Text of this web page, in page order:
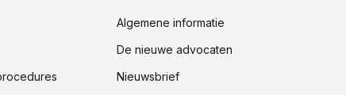
Algemene informatie
De nieuwe advocaten
Nieuwsbrief